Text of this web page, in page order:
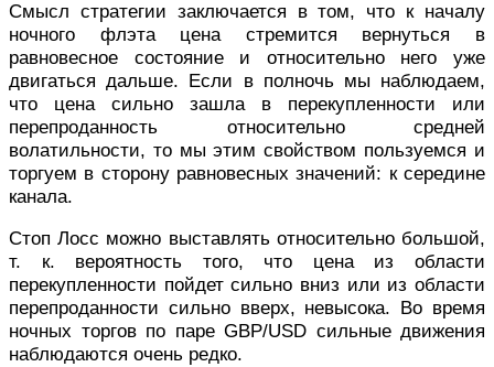
Смысл стратегии заключается в том, что к началу
ночного флэта цена стремится вернуться в
равновесное состояние и относительно него уже
двигаться дальше. Если в полночь мы наблюдаем,
что цена сильно зашла в перекупленности или
перепроданность относительно средней
волатильности, то мы этим свойством пользуемся и
торгуем в сторону равновесных значений: к середине
канала.
Стоп Лосс можно выставлять относительно большой,
т. к. вероятность того, что цена из области
перекупленности пойдет сильно вниз или из области
перепроданности сильно вверх, невысока. Во время
ночных торгов по паре GBP/USD сильные движения
наблюдаются очень редко.